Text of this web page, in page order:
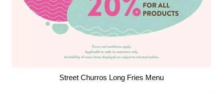
Street Churros Long Fries Menu